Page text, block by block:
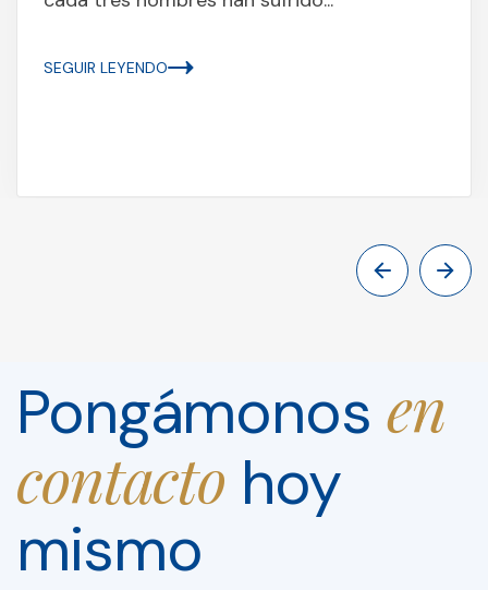
SEGUIR LEYENDO
Pongámonos en
contacto hoy
mismo